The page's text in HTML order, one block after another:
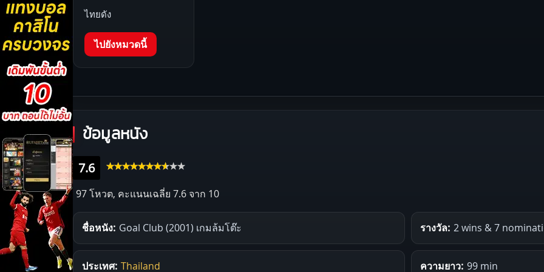
ไทยดัง
ไปยังหมวดนี้
ข้อมูลหนัง
7.6
97 โหวต, คะแนนเฉลี่ย 7.6 จาก 10
ชื่อหนัง: Goal Club (2001) เกมล้มโต๊ะ รางวัล: 2 wins & 7
ประเทศ: Thailand ความยาว: 99 min